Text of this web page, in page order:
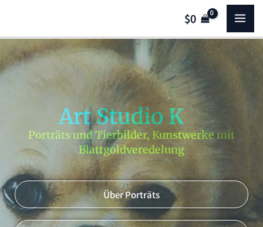
springen
$0
Art Studio K
Porträts und Tierbilder, Kunstwerke mit
Blattgoldveredelung
Über Porträts